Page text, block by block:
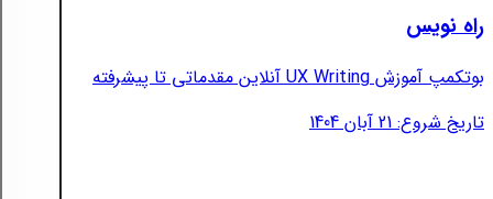
راه نویس
بوتکمپ آموزش UX Writing آنلاین مقدماتی تا پیشرفته
تاریخ شروع: 21 آبان 1404